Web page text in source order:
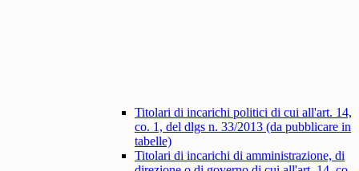
Titolari di incarichi politici di cui all'art. 14,
co. 1, del dlgs n. 33/2013 (da pubblicare in
tabelle)
Titolari di incarichi di amministrazione, di